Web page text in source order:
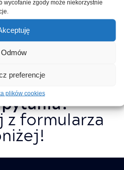
wycofanie zgody może niekorzystnie
Odmów
preferencje
plików cookies
NA STRONIE
z formularza